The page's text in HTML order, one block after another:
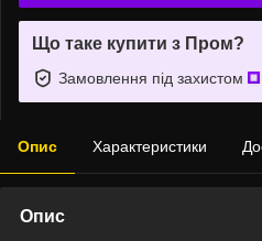
Що таке купити з Пром?
Замовлення під захистом
Опис Характеристики
Опис